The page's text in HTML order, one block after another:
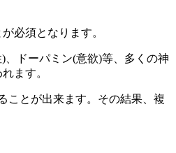
必須となります。
ドーパミン(意欲)等、多くの神
ます。
ことが出来ます。その結果、複